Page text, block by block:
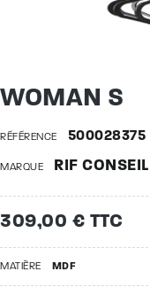
WOMAN S
RÉFÉRENCE 500028375
MARQUE RIF
309,00 € TTC
MATIÈRE MDF